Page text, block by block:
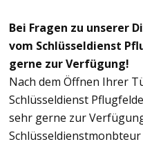
Bei Fragen zu unserer
vom Schlüsseldienst
gerne zur Verfügung!
Nach dem Öffnen Ihrer
Schlüsseldienst
sehr gerne zur